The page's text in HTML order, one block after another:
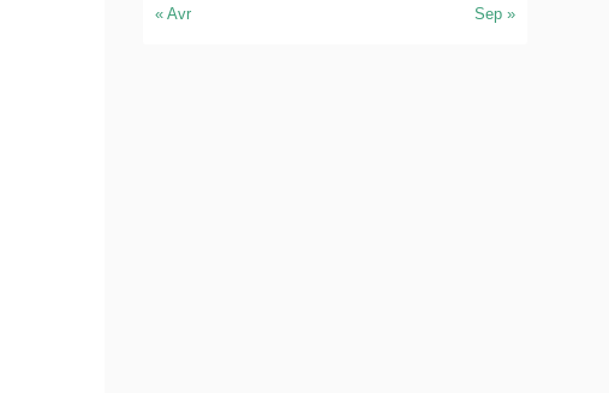
« Avr Sep »